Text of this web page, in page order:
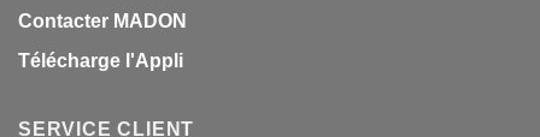
Contacter MADON
Télécharge l'Appli
SERVICE CLIENT